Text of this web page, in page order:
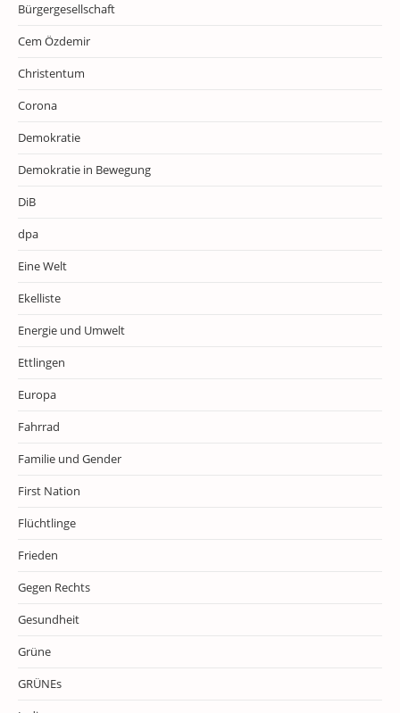
Bürgergesellschaft
Cem Özdemir
Christentum
Corona
Demokratie
Demokratie in Bewegung
DiB
dpa
Eine Welt
Ekelliste
Energie und Umwelt
Ettlingen
Europa
Fahrrad
Familie und Gender
First Nation
Flüchtlinge
Frieden
Gegen Rechts
Gesundheit
Grüne
GRÜNEs